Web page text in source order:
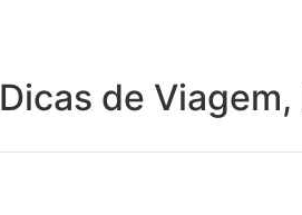
Dicas de Viagem,